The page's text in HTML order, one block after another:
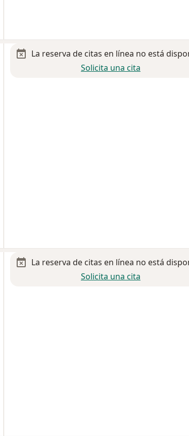
La reserva de citas en línea no está
Solicita una cita
La reserva de citas en línea no está
Solicita una cita